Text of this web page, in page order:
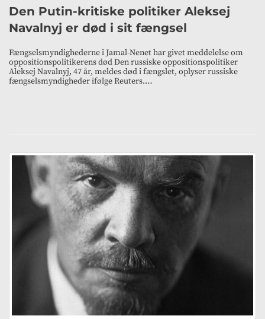
Den Putin-kritiske politiker Aleksej
Navalnyj er død i sit fængsel
Fængselsmyndighederne i Jamal-Nenet har givet meddelelse om
oppositionspolitikerens død Den russiske oppositionspolitiker
Aleksej Navalnyj, 47 år, meldes død i fængslet, oplyser russiske
fængselsmyndigheder ifølge Reuters.…